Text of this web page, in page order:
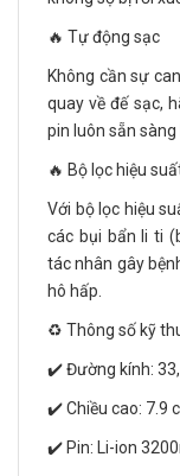
🔥 Tự động sạc
Không cần sự
quay về đế sạc,
pin luôn sẵn sàng
🔥 Bộ lọc hiệu
Với bộ lọc hiệu
các bụi bẩn li ti
tác nhân gây
hô hấp.
♻️ Thông số kỹ
✔️ Đường kính:
✔️ Chiều cao: 7.9
✔️ Pin: Li-ion